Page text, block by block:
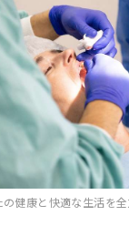
健康と快適な生活を